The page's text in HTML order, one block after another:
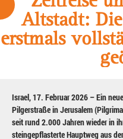
Altstadt:
erstmals
Israel, 17. Februar 2026 – Ein
Pilgerstraße in Jerusalem
seit rund 2.000 Jahren wieder in
steingepflasterte Hauptweg aus